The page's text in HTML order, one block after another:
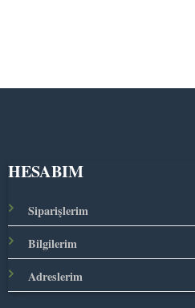
HESABIM
Siparişlerim
Bilgilerim
Adreslerim